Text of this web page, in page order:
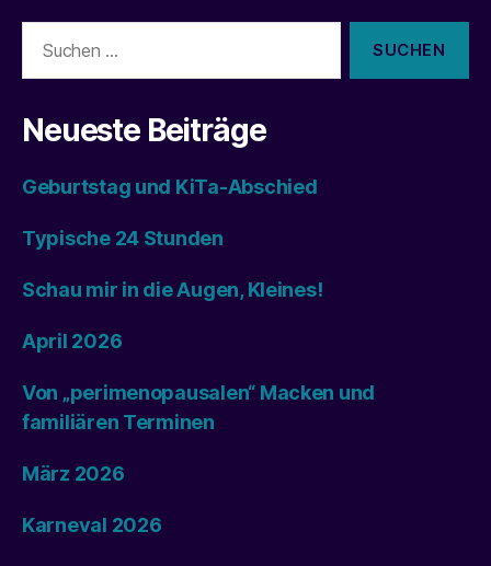
nach:
Neueste Beiträge
Geburtstag und KiTa-Abschied
Typische 24 Stunden
Schau mir in die Augen, Kleines!
April 2026
Von „perimenopausalen“ Macken und
familiären Terminen
März 2026
Karneval 2026